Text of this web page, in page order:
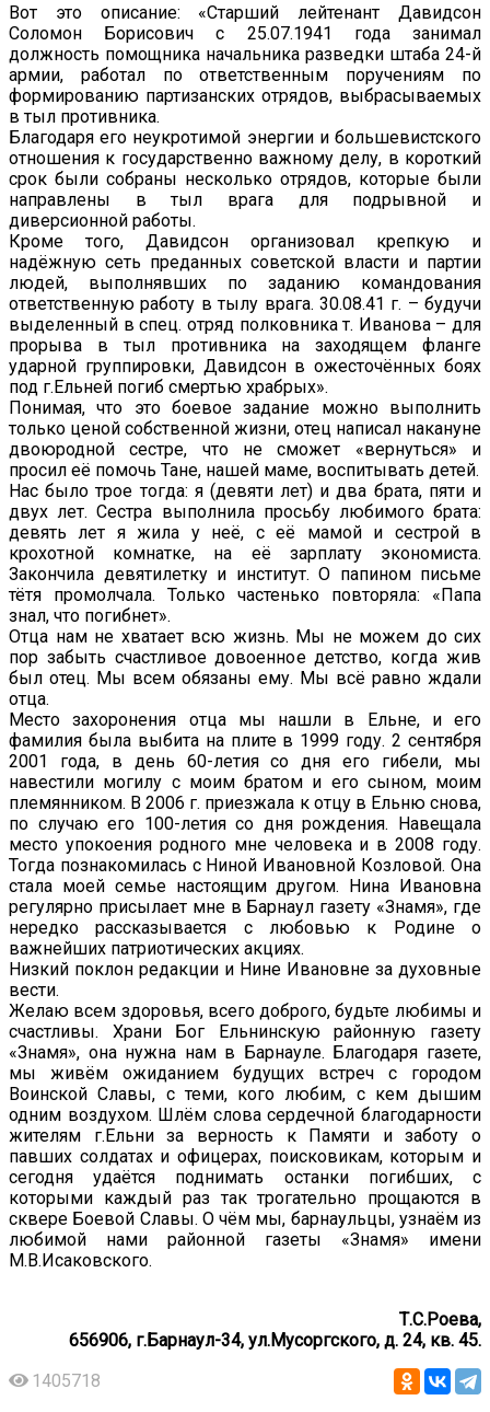
Вот это описание: «Старший лейтенант Давидсон
Соломон Борисович с 25.07.1941 года занимал
должность помощника начальника разведки штаба 24-й
армии, работал по ответственным поручениям по
формированию партизанских отрядов, выбрасываемых
в тыл противника.
Благодаря его неукротимой энергии и большевистского
отношения к государственно важному делу, в короткий
срок были собраны несколько отрядов, которые были
направлены в тыл врага для подрывной и
диверсионной работы.
Кроме того, Давидсон организовал крепкую и
надёжную сеть преданных советской власти и партии
людей, выполнявших по заданию командования
ответственную работу в тылу врага. 30.08.41 г. – будучи
выделенный в спец. отряд полковника т. Иванова – для
прорыва в тыл противника на заходящем фланге
ударной группировки, Давидсон в ожесточённых боях
под г.Ельней погиб смертью храбрых».
Понимая, что это боевое задание можно выполнить
только ценой собственной жизни, отец написал накануне
двоюродной сестре, что не сможет «вернуться» и
просил её помочь Тане, нашей маме, воспитывать детей.
Нас было трое тогда: я (девяти лет) и два брата, пяти и
двух лет. Сестра выполнила просьбу любимого брата:
девять лет я жила у неё, с её мамой и сестрой в
крохотной комнатке, на её зарплату экономиста.
Закончила девятилетку и институт. О папином письме
тётя промолчала. Только частенько повторяла: «Папа
знал, что погибнет».
Отца нам не хватает всю жизнь. Мы не можем до сих
пор забыть счастливое довоенное детство, когда жив
был отец. Мы всем обязаны ему. Мы всё равно ждали
отца.
Место захоронения отца мы нашли в Ельне, и его
фамилия была выбита на плите в 1999 году. 2 сентября
2001 года, в день 60-летия со дня его гибели, мы
навестили могилу с моим братом и его сыном, моим
племянником. В 2006 г. приезжала к отцу в Ельню снова,
по случаю его 100-летия со дня рождения. Навещала
место упокоения родного мне человека и в 2008 году.
Тогда познакомилась с Ниной Ивановной Козловой. Она
стала моей семье настоящим другом. Нина Ивановна
регулярно присылает мне в Барнаул газету «Знамя», где
нередко рассказывается с любовью к Родине о
важнейших патриотических акциях.
Низкий поклон редакции и Нине Ивановне за духовные
вести.
Желаю всем здоровья, всего доброго, будьте любимы и
счастливы. Храни Бог Ельнинскую районную газету
«Знамя», она нужна нам в Барнауле. Благодаря газете,
мы живём ожиданием будущих встреч с городом
Воинской Славы, с теми, кого любим, с кем дышим
одним воздухом. Шлём слова сердечной благодарности
жителям г.Ельни за верность к Памяти и заботу о
павших солдатах и офицерах, поисковикам, которым и
сегодня удаётся поднимать останки погибших, с
которыми каждый раз так трогательно прощаются в
сквере Боевой Славы. О чём мы, барнаульцы, узнаём из
любимой нами районной газеты «Знамя» имени
М.В.Исаковского.
Т.С.Роева,
656906, г.Барнаул-34, ул.Мусоргского, д. 24, кв. 45.
1405718